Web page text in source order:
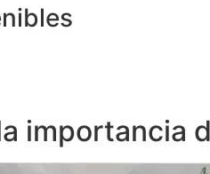
importancia